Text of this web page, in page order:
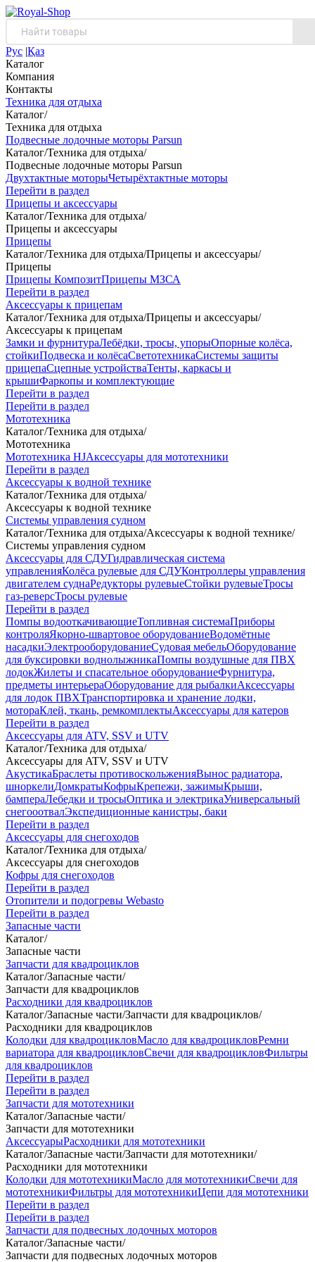
Рус |Қаз
Каталог
Компания
Контакты
Техника для отдыха
Каталог/
Техника для отдыха
Подвесные лодочные моторы Parsun
Каталог/Техника для отдыха/
Подвесные лодочные моторы Parsun
Двухтактные моторыЧетырёхтактные моторы
Перейти в раздел
Прицепы и аксессуары
Каталог/Техника для отдыха/
Прицепы и аксессуары
Прицепы
Каталог/Техника для отдыха/Прицепы и аксессуары/
Прицепы
Прицепы КомпозитПрицепы МЗСА
Перейти в раздел
Аксессуары к прицепам
Каталог/Техника для отдыха/Прицепы и аксессуары/
Аксессуары к прицепам
Замки и фурнитураЛебёдки, тросы, упорыОпорные колёса,
стойкиПодвеска и колёсаСветотехникаСистемы защиты
прицепаСцепные устройстваТенты, каркасы и
крышиФаркопы и комплектующие
Перейти в раздел
Перейти в раздел
Мототехника
Каталог/Техника для отдыха/
Мототехника
Мототехника HJАксессуары для мототехники
Перейти в раздел
Аксессуары к водной технике
Каталог/Техника для отдыха/
Аксессуары к водной технике
Системы управления судном
Каталог/Техника для отдыха/Аксессуары к водной технике/
Системы управления судном
Аксессуары для СДУГидравлическая система
управленияКолёса рулевые для СДУКонтроллеры управления
двигателем суднаРедукторы рулевыеСтойки рулевыеТросы
газ-реверсТросы рулевые
Перейти в раздел
Помпы водооткачивающиеТопливная системаПриборы
контроляЯкорно-швартовое оборудованиеВодомётные
насадкиЭлектрооборудованиеСудовая мебельОборудование
для буксировки воднолыжникаПомпы воздушные для ПВХ
лодокЖилеты и спасательное оборудованиеФурнитура,
предметы интерьераОборудование для рыбалкиАксессуары
для лодок ПВХТранспортировка и хранение лодки,
мотораКлей, ткань, ремкомплектыАксессуары для катеров
Перейти в раздел
Аксессуары для ATV, SSV и UTV
Каталог/Техника для отдыха/
Аксессуары для ATV, SSV и UTV
АкустикаБраслеты противоскольженияВынос радиатора,
шноркелиДомкратыКофрыКрепежи, зажимыКрыши,
бампераЛебедки и тросыОптика и электрикаУниверсальный
снегооотвалЭкспедиционные канистры, баки
Перейти в раздел
Аксессуары для снегоходов
Каталог/Техника для отдыха/
Аксессуары для снегоходов
Кофры для снегоходов
Перейти в раздел
Отопители и подогревы Webasto
Перейти в раздел
Запасные части
Каталог/
Запасные части
Запчасти для квадроциклов
Каталог/Запасные части/
Запчасти для квадроциклов
Расходники для квадроциклов
Каталог/Запасные части/Запчасти для квадроциклов/
Расходники для квадроциклов
Колодки для квадроцикловМасло для квадроцикловРемни
вариатора для квадроцикловСвечи для квадроцикловФильтры
для квадроциклов
Перейти в раздел
Перейти в раздел
Запчасти для мототехники
Каталог/Запасные части/
Запчасти для мототехники
АксессуарыРасходники для мототехники
Каталог/Запасные части/Запчасти для мототехники/
Расходники для мототехники
Колодки для мототехникиМасло для мототехникиСвечи для
мототехникиФильтры для мототехникиЦепи для мототехники
Перейти в раздел
Перейти в раздел
Запчасти для подвесных лодочных моторов
Каталог/Запасные части/
Запчасти для подвесных лодочных моторов